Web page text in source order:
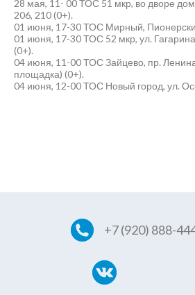
28 мая, 11- 00 ТОС 51 мкр, во дворе
206, 210 (0+).
01 июня, 17-30 ТОС Мирный,
01 июня, 17-30 ТОС 52 мкр, ул.
(0+).
04 июня, 11-00 ТОС Зайцево, пр.
площадка) (0+).
04 июня, 12-00 ТОС Новый город, ул.
+7 (920) 888-